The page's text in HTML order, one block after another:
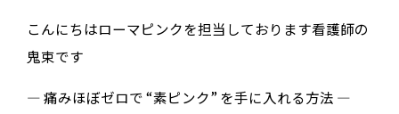
こんにちはローマピンクを担当しております看護師の
鬼束です
― 痛みほぼゼロで “素ピンク” を手に入れる方法 ―